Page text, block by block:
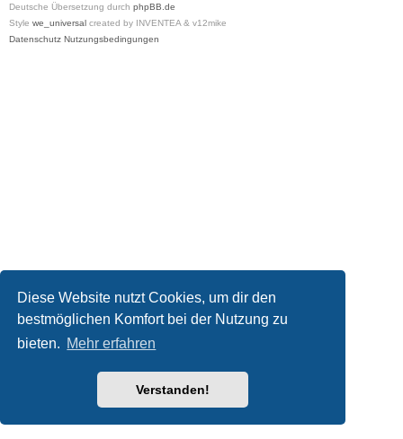
Diese Website nutzt Cookies, um dir den
bestmöglichen Komfort bei der Nutzung zu
bieten. Mehr erfahren
Verstanden!
Deutsche Übersetzung durch phpBB.de
Style we_universal created by INVENTEA & v12mike
Datenschutz Nutzungsbedingungen